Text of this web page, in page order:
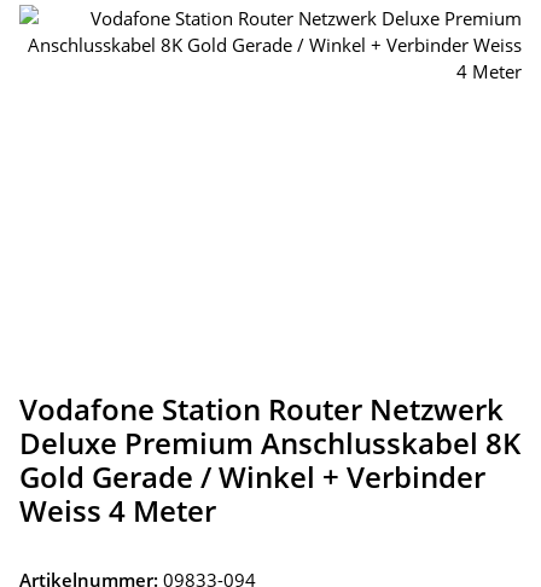
Vodafone Station Router Netzwerk
Deluxe Premium Anschlusskabel 8K
Gold Gerade / Winkel + Verbinder
Weiss 4 Meter
Artikelnummer: 09833-094